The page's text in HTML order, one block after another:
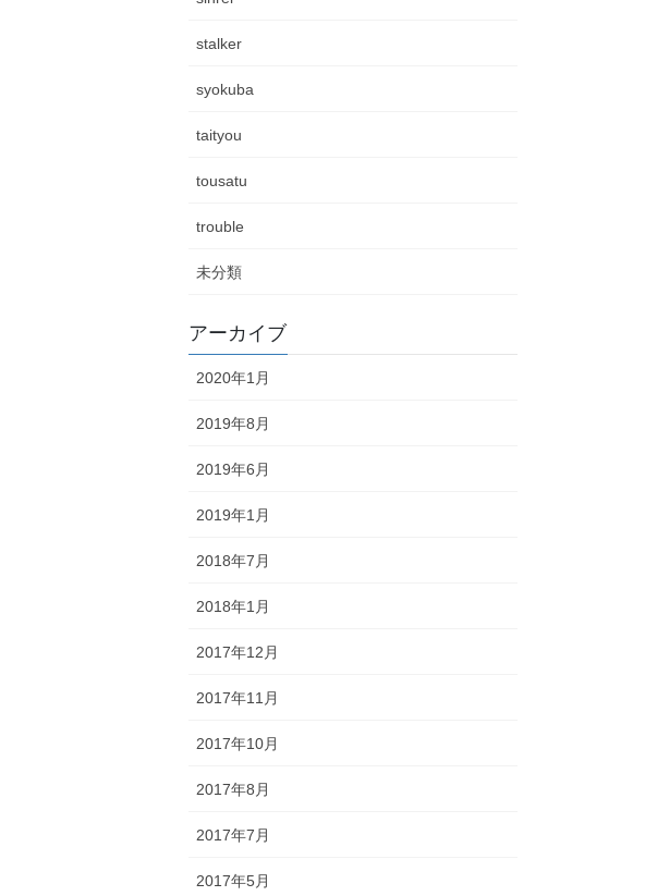
stalker
syokuba
taityou
tousatu
trouble
未分類
アーカイブ
2020年1月
2019年8月
2019年6月
2019年1月
2018年7月
2018年1月
2017年12月
2017年11月
2017年10月
2017年8月
2017年7月
2017年5月